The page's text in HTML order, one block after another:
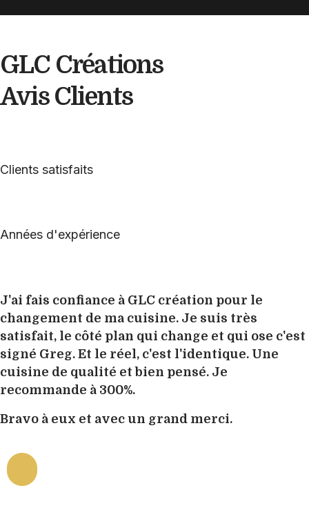
GLC Créations
AvisClients
Clients satisfaits
Années d'expérience
J'ai fais confiance à GLC création pour le
changement de ma cuisine. Je suis très
satisfait, le côté plan qui change et qui ose c'est
signé Greg. Et le réel, c'est l'identique. Une
cuisine de qualité et bien pensé. Je
recommande à 300%.
Bravo à eux et avec un grand merci.